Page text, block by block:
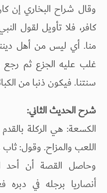
وقال شراح البخاري إن
كافر، فلا تأويل لقول
منا. أي ليس من أهل
غلب عليه الجزع ثم
سنتنا. فيكون ذنبا من
شرح الحديث الثاني:
الكسعة: هي الركلة بالقدم
اللعب والمزاح. وقول:
وحاصل القصة أن أحد
أنصاريا برجله في